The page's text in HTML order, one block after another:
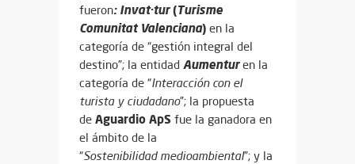
fueron: Invat·tur(Turisme
Comunitat Valenciana) en la
categoría de “gestión integral del
destino”; la entidad Aumenturen la
categoría de “Interacción con el
turista y ciudadano”; la propuesta
de Aguardio ApS fue la ganadora en
el ámbito de la
“Sostenibilidad medioambiental”; y la